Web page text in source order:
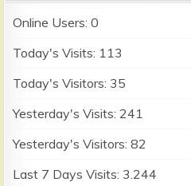
Online Users:0
Today's Visits: 113
Today's Visitors: 35
Yesterday's Visits: 241
Yesterday's Visitors:82
Last 7 Days Visits: 3.244